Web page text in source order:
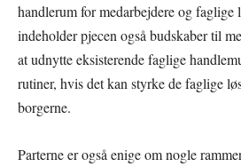
handlerum for medarbejdere og faglige
indeholder pjecen også budskaber til
at udnytte eksisterende faglige
rutiner, hvis det kan styrke de faglige
borgerne.
Parterne er også enige om nogle